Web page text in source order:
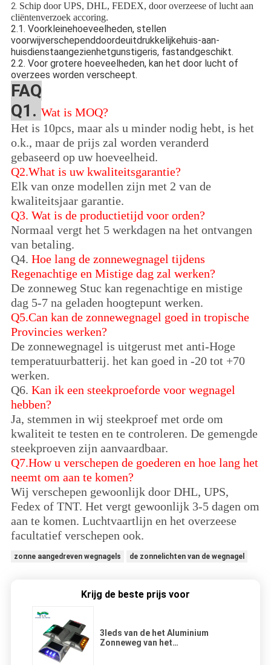
2. Schip door UPS, DHL, FEDEX, door overzeese of lucht aan
cliëntenverzoek accoring.
2.1. Voorkleinehoeveelheden, stellen
voorwijverschependdoordeuitdrukkelijkehuis-aan-
huisdienstaangezienhetgunstigeris, fastandgeschikt.
2.2. Voor grotere hoeveelheden, kan het door lucht of
overzees worden verscheept.
FAQ
Q1. Wat is MOQ?
Het is 10pcs, maar als u minder nodig hebt, is het
o.k., maar de prijs zal worden veranderd
gebaseerd op uw hoeveelheid.
Q2.What is uw kwaliteitsgarantie?
Elk van onze modellen zijn met 2 van de
kwaliteitsjaar garantie.
Q3. Wat is de productietijd voor orden?
Normaal vergt het 5 werkdagen na het ontvangen
van betaling.
Q4. Hoe lang de zonnewegnagel tijdens
Regenachtige en Mistige dag zal werken?
De zonneweg Stuc kan regenachtige en mistige
dag 5-7 na geladen hoogtepunt werken.
Q5.Can kan de zonnewegnagel goed in tropische
Provincies werken?
De zonnewegnagel is uitgerust met anti-Hoge
temperatuurbatterij. het kan goed in -20 tot +70
werken.
Q6. Kan ik een steekproeforde voor wegnagel
hebben?
Ja, stemmen in wij steekproef met orde om
kwaliteit te testen en te controleren. De gemengde
steekproeven zijn aanvaardbaar.
Q7.How u verschepen de goederen en hoe lang het
neemt om aan te komen?
Wij verschepen gewoonlijk door DHL, UPS,
Fedex of TNT. Het vergt gewoonlijk 3-5 dagen om
aan te komen. Luchtvaartlijn en het overzeese
facultatief verschepen ook.
zonne aangedreven wegnagels de zonnelichten van de wegnagel
Krijg de beste prijs voor
3leds van de het Aluminium
Zonneweg van het